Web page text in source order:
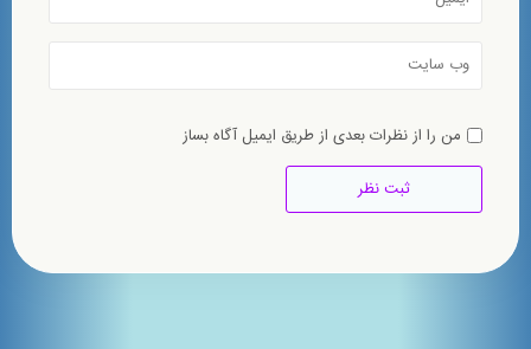
من را از نظرات بعدی از طریق ایمیل آگاه بساز